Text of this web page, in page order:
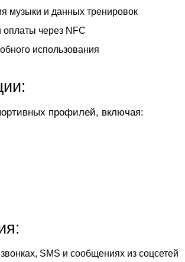
музыки и данных тренировок
оплаты через NFC
использования
профилей, включая:
SMS и сообщениях из соцсетей